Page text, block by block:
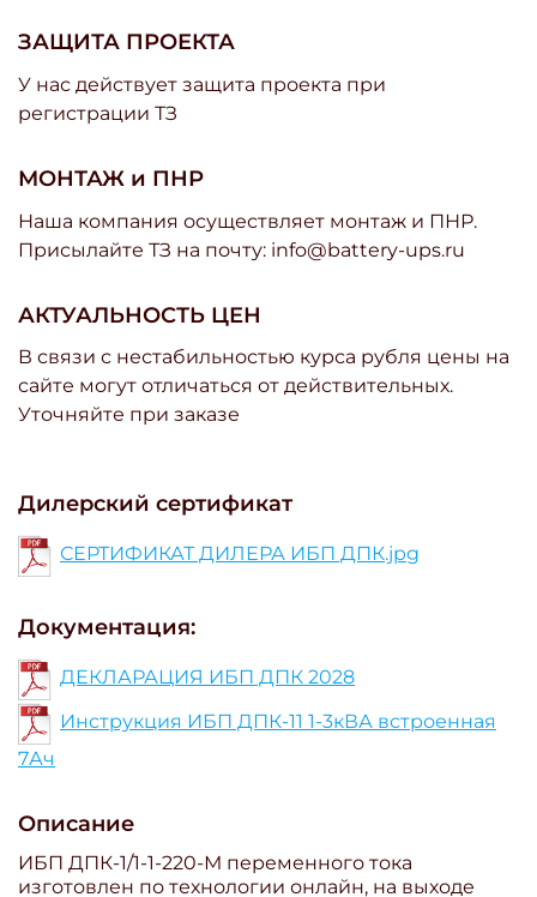
Дилерский сертификат
СЕРТИФИКАТ ДИЛЕРА ИБП ДПК.jpg
Документация:
ДЕКЛАРАЦИЯ ИБП ДПК 2028
Инструкция ИБП ДПК-11 1-3кВА встроенная
7Ач
Описание
ИБП ДПК-1/1-1-220-М переменного тока
изготовлен по технологии онлайн, на выходе
ЗАЩИТА ПРОЕКТА
У нас действует защита проекта при
регистрации ТЗ
МОНТАЖ и ПНР
Наша компания осуществляет монтаж и ПНР.
Присылайте ТЗ на почту: info@battery-ups.ru
АКТУАЛЬНОСТЬ ЦЕН
В связи с нестабильностью курса рубля цены на
сайте могут отличаться от действительных.
Уточняйте при заказе